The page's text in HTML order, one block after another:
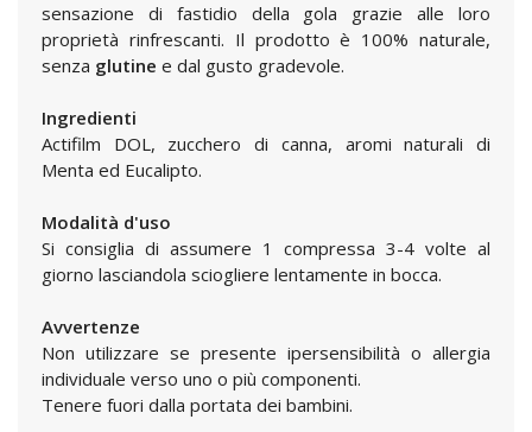
sensazione di fastidio della gola grazie alle loro
proprietà rinfrescanti. Il prodotto è 100% naturale,
senza glutine e dal gusto gradevole.
Ingredienti
Actifilm DOL, zucchero di canna, aromi naturali di
Menta ed Eucalipto.
Modalità d'uso
Si consiglia di assumere 1 compressa 3-4 volte al
giorno lasciandola sciogliere lentamente in bocca.
Avvertenze
Non utilizzare se presente ipersensibilità o allergia
individuale verso uno o più componenti.
Tenere fuori dalla portata dei bambini.